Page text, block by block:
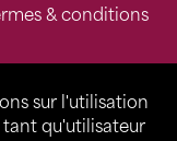
sur l'utilisation
tant qu'utilisateur
& conditions